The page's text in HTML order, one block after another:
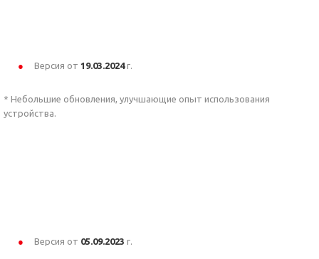
Версия от 19.03.2024г.
* Небольшие обновления, улучшающие опыт использования
устройства.
Версия от 05.09.2023 г.